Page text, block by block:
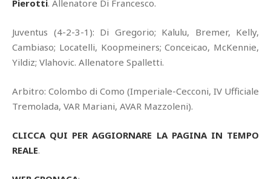
Pierotti. Allenatore Di Francesco.
Juventus (4-2-3-1): Di Gregorio; Kalulu, Bremer, Kelly,
Cambiaso; Locatelli, Koopmeiners; Conceicao, McKennie,
Yildiz; Vlahovic. Allenatore Spalletti.
Arbitro: Colombo di Como (Imperiale-Cecconi, IV Ufficiale
Tremolada, VAR Mariani, AVAR Mazzoleni).
CLICCA QUI PER AGGIORNARE LA PAGINA IN TEMPO
REALE.